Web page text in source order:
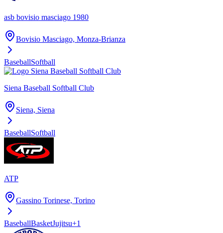
asb bovisio masciago 1980
Bovisio Masciago, Monza-Brianza
BaseballSoftball
Siena Baseball Softball Club
Siena, Siena
BaseballSoftball
ATP
Gassino Torinese, Torino
BaseballBasketJujitsu+1